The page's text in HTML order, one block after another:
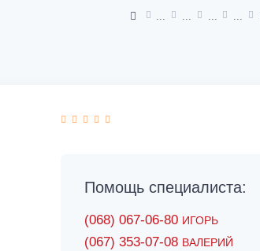
Помощь специалиста:
(068) 067-06-80 ИГОРЬ
(067) 353-07-08 ВАЛЕРИЙ